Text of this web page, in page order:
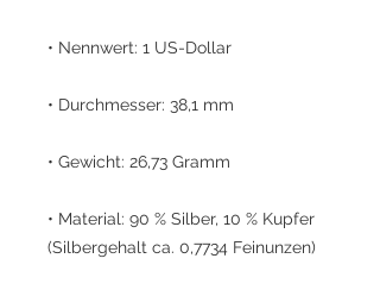
• Nennwert: 1 US-Dollar
• Durchmesser: 38,1 mm
• Gewicht: 26,73 Gramm
• Material: 90 % Silber, 10 % Kupfer
(Silbergehalt ca. 0,7734 Feinunzen)